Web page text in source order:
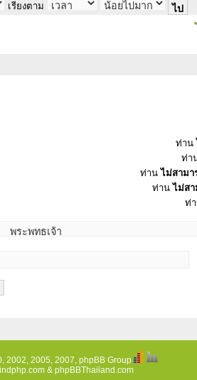
เรียงตาม
ท่าน
ท่า
ท่านไม่สามา
ท่านไม่สา
ท่
2002, 2005, 2007, phpBB Group
& phpBBThailand.com